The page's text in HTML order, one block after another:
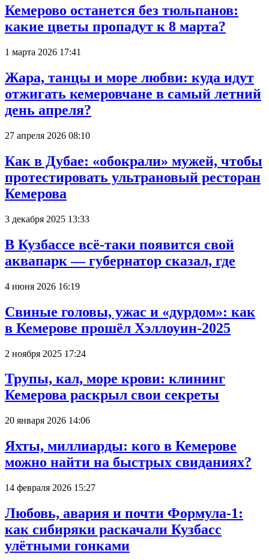
Кемерово останется без тюльпанов:
какие цветы пропадут к 8 марта?
1 марта 2026 17:41
Жара, танцы и море любви: куда идут
отжигать кемеровчане в самый летний
день апреля?
27 апреля 2026 08:10
Как в Дубае: «обокрали» мужей, чтобы
протестировать ультрановый ресторан
Кемерова
3 декабря 2025 13:33
В Кузбассе всё-таки появится свой
аквапарк — губернатор сказал, где
4 июня 2026 16:19
Свиные головы, ужас и «дурдом»: как
в Кемерове прошёл Хэллоуин-2025
2 ноября 2025 17:24
Трупы, кал, море крови: клининг
Кемерова раскрыл свои секреты
20 января 2026 14:06
Яхты, миллиарды: кого в Кемерове
можно найти на быстрых свиданиях?
14 февраля 2026 15:27
Любовь, авария и почти Формула-1:
как сибиряки раскачали Кузбасс
улётными гонками